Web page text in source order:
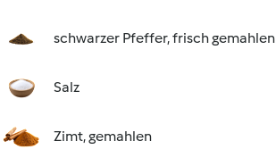
schwarzer Pfeffer, frisch gemahlen
Salz
Zimt, gemahlen